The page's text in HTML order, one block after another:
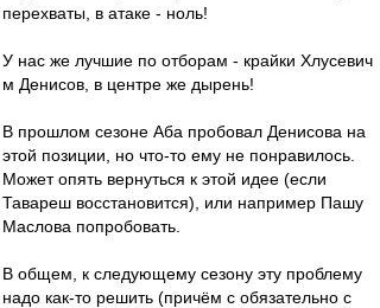
перехваты, в атаке - ноль!
У нас же лучшие по отборам - крайки Хлусевич
м Денисов, в центре же дырень!
В прошлом сезоне Аба пробовал Денисова на
этой позиции, но что-то ему не понравилось.
Может опять вернуться к этой идее (если
Тавареш восстановится), или например Пашу
Маслова попробовать.
В общем, к следующему сезону эту проблему
надо как-то решить (причём с обязательно с